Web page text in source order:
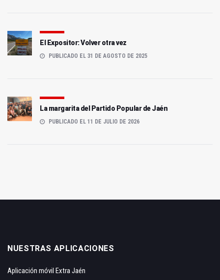
El Expositor: Volver otra vez
PUBLICADO EL 31 DE AGOSTO DE 2025
La margarita del Partido Popular de Jaén
PUBLICADO EL 11 DE JULIO DE 2026
NUESTRAS APLICACIONES
Aplicación móvil Extra Jaén